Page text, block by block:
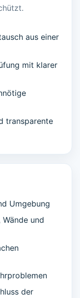
aus einer
mit klarer
transparente
Umgebung
und
der